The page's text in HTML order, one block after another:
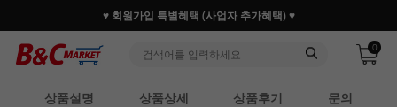
♥ 회원가입 특별혜택 (사업자 추가혜택) ♥
0
상품설명 상품상세 상품후기 문의